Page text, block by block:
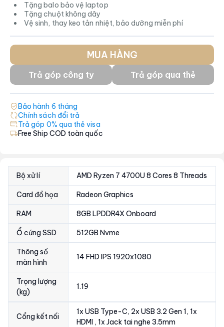
Tặng balo bảo vệ laptop
Tặng chuột không dây
Vệ sinh, thay keo tản nhiệt, bảo dưỡng miễn phí
MUA HÀNG
Trả góp công ty Trả góp qua thẻ
Bảo hành 6 tháng
Chính sách đổi trả
Trả góp 0% qua thẻ visa
Free Ship COD toàn quốc
Bộ xử lí AMD Ryzen 7 4700U 8 Cores 8 Threads
Card đồ họa Radeon Graphics
RAM 8GB LPDDR4X Onboard
Ổ cứng SSD 512GB Nvme
Thông số
màn hình
14 FHD IPS 1920x1080
Trọng lượng
(kg)
1.19
Cổng kết nối
1x USB Type-C, 2x USB 3.2 Gen 1, 1x
HDMI , 1x Jack tai nghe 3.5mm